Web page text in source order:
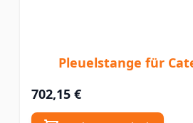
Pleuelstange für
702,15 €